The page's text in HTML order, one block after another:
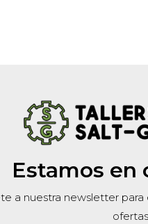
Estamos en
a nuestra newsletter
ofertas